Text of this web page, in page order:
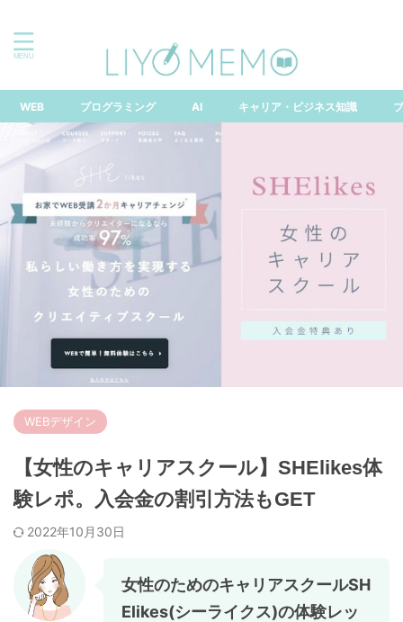
WEB プログラミング AI キャリア・ビジネス知識
WEBデザイン
【女性のキャリアスクール】SHElikes体
験レポ。入会金の割引方法もGET
2022年10月30日
女性のためのキャリアスクールSH
Elikes(シーライクス)の体験レッ